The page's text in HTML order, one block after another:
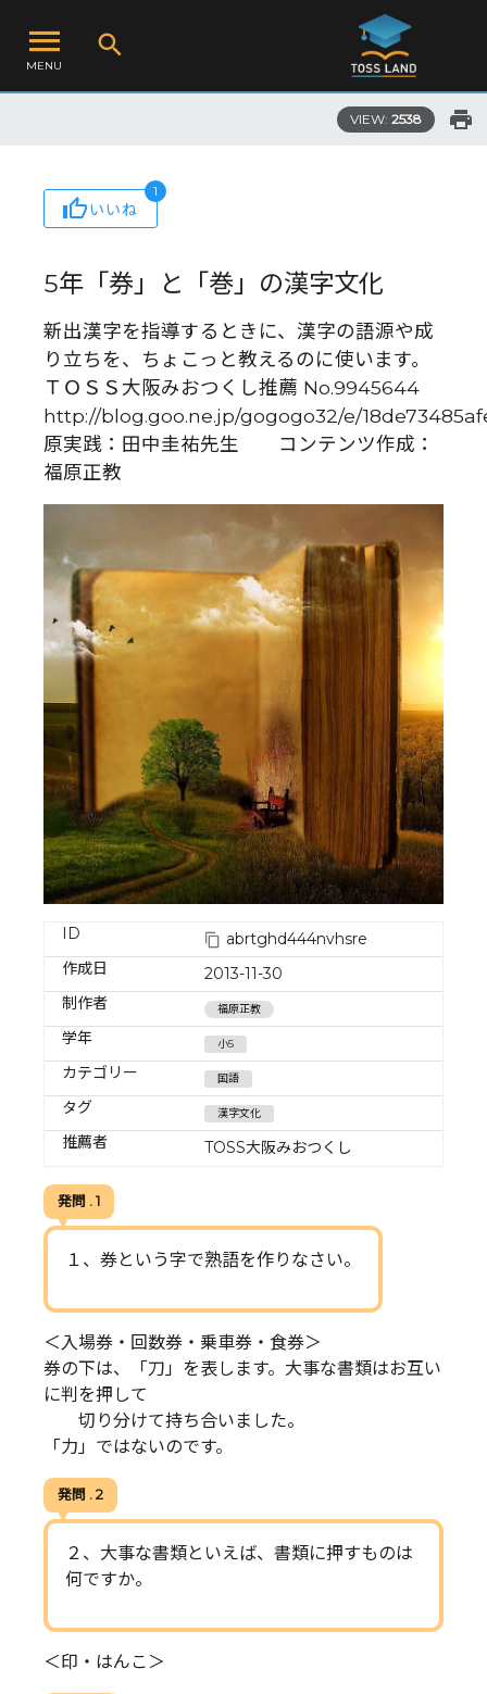
MENU
VIEW: 2538
いいね
1
5年「券」と「巻」の漢字文化
新出漢字を指導するときに、漢字の語源や成
り立ちを、ちょこっと教えるのに使います。
ＴＯＳＳ大阪みおつくし推薦 No.9945644
http://blog.goo.ne.jp/gogogo32/e/
原実践：田中圭祐先生 コンテンツ作成：
福原正教
ID
abrtghd444nvhsre
作成日
2013-11-30
制作者
福原正教
学年 小5
カテゴリー 国語
タグ 漢字文化
推薦者 TOSS大阪みおつくし
発問 . 1
１、券という字で熟語を作りなさい。
＜入場券・回数券・乗車券・食券＞
券の下は、「刀」を表します。大事な書類はお互い
に判を押して
切り分けて持ち合いました。
「力」ではないのです。
発問 . 2
２、大事な書類といえば、書類に押すものは
何ですか。
＜印・はんこ＞